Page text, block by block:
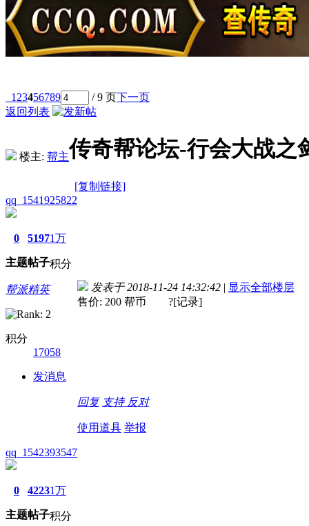
1 23456789 / 9 页下一页
返回列表
楼主: 帮主传奇帮论坛-行会大战之
[复制链接]
qq_1541925822
0
主题
5197
帖子
1万
积分
帮派精英
积分
17058
发消息
发表于 2018-11-24 14:32:42 | 显示全部楼层
售价: 200 帮币 ?[记录]
回复 支持 反对
使用道具 举报
qq_1542393547
0
主题
4223
帖子
1万
积分